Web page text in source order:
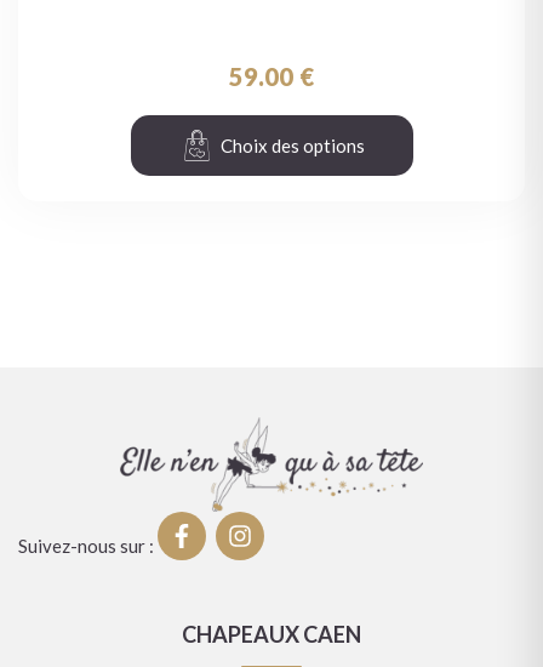
59.00 €
Choix des options
Suivez-nous sur :
CHAPEAUX CAEN